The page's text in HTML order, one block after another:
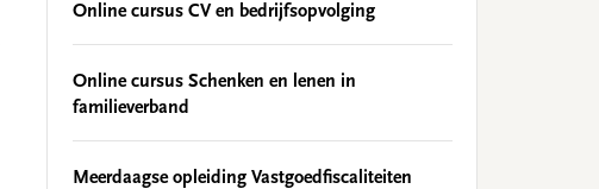
Online cursus CV en bedrijfsopvolging
Online cursus Schenken en lenen in
familieverband
Meerdaagse opleiding Vastgoedfiscaliteiten